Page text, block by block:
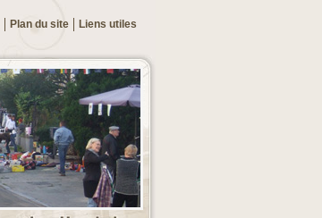
Liens utiles
Plan du site